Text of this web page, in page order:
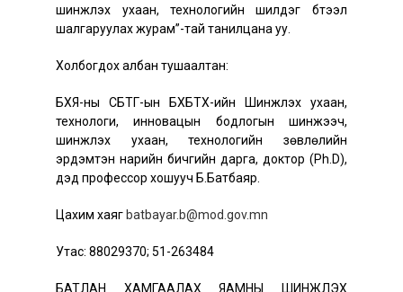
шинжлэх ухаан, технологийн шилдэг бүтээл
шалгаруулах журам”-тай танилцана уу.
Холбогдох албан тушаалтан:
БХЯ-ны СБТГ-ын БХБТХ-ийн Шинжлэх ухаан,
технологи, инновацын бодлогын шинжээч,
шинжлэх ухаан, технологийн зөвлөлийн
эрдэмтэн нарийн бичгийн дарга, доктор (Ph.D),
дэд профессор хошууч Б.Батбаяр.
Цахим хаяг batbayar.b@mod.gov.mn
Утас: 88029370; 51-263484
БАТЛАН ХАМГААЛАХ ЯАМНЫ ШИНЖЛЭХ